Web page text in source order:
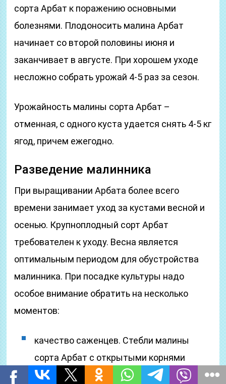
сорта Арбат к поражению основными
болезнями. Плодоносить малина Арбат
начинает со второй половины июня и
заканчивает в августе. При хорошем уходе
несложно собрать урожай 4-5 раз за сезон.
Урожайность малины сорта Арбат –
отменная, с одного куста удается снять 4-5 кг
ягод, причем ежегодно.
Разведение малинника
При выращивании Арбата более всего
времени занимает уход за кустами весной и
осенью. Крупноплодный сорт Арбат
требователен к уходу. Весна является
оптимальным периодом для обустройства
малинника. При посадке культуры надо
особое внимание обратить на несколько
моментов:
качество саженцев. Стебли малины
сорта Арбат с открытыми корнями
должны быть без листьев и укорочены